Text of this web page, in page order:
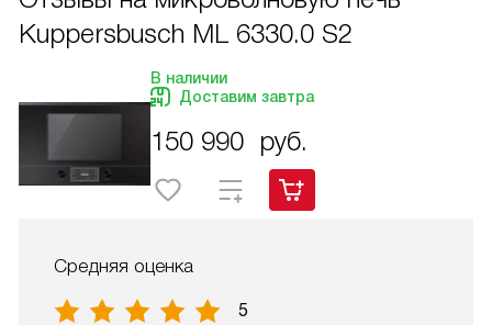
Kuppersbusch ML 6330.0 S2
В наличии
Доставим завтра
150 990 руб.
Средняя оценка
5